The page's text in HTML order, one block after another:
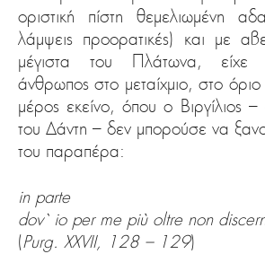
οριστική πίστη θεμελιωμένη
λάμψεις προορατικές) και με
μέγιστα του Πλάτωνα, είχε
άνθρωπος στο μεταίχμιο, στο
μέρος εκείνο, όπου ο Βιργίλιος
του Δάντη – δεν μπορούσε να
του παραπέρα:
in parte
dov` io per me più oltre non
(Purg. XXVII, 128 – 129)